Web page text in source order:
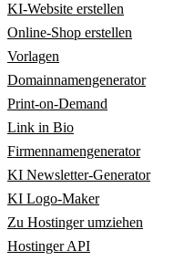
KI-Website erstellen
Online-Shop erstellen
Vorlagen
Domainnamengenerator
Print-on-Demand
Link in Bio
Firmennamengenerator
KI Newsletter-Generator
KI Logo-Maker
Zu Hostinger umziehen
Hostinger API